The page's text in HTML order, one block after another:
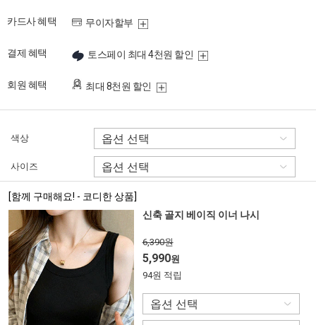
카드사 혜택 무이자할부
결제 혜택 토스페이 최대 4천원 할인
회원 혜택 최대 8천원 할인
색상
사이즈
[함께 구매해요! - 코디한 상품]
신축 골지 베이직 이너 나시
6,390원
5,990원
94원 적립